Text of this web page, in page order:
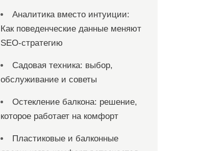
Аналитика вместо интуиции:
Как поведенческие данные меняют
SEO-стратегию
Садовая техника: выбор,
обслуживание и советы
Остекление балкона: решение,
которое работает на комфорт
Пластиковые и балконные